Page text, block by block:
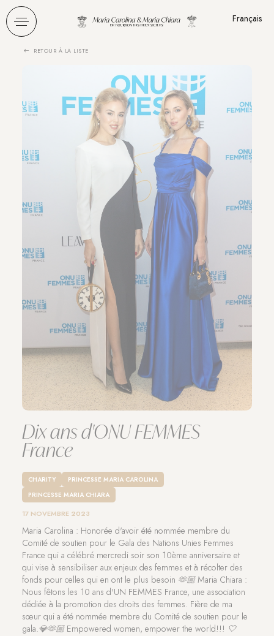
Français
RETOUR À LA LISTE
Dix ans d'ONU FEMMES
France
CHARITY
PRINCESSE MARIA CAROLINA
PRINCESSE MARIA CHIARA
17 NOVEMBRE 2023
Maria Carolina : Honorée d'avoir été nommée membre du
Comité de soutien pour le Gala des Nations Unies Femmes
France qui a célébré mercredi soir son 10ème anniversaire et
qui vise à sensibiliser aux enjeux des femmes et à récolter des
fonds pour celles qui en ont le plus besoin 🫶🏼Maria Chiara :
Nous fêtons les 10 ans d'UN FEMMES France, une association
dédiée à la promotion des droits des femmes. Fière de ma
sœur qui a été nommée membre du Comité de soutien pour le
gala.💎🫶🏼Empowered women, empower the world!!! 🤍